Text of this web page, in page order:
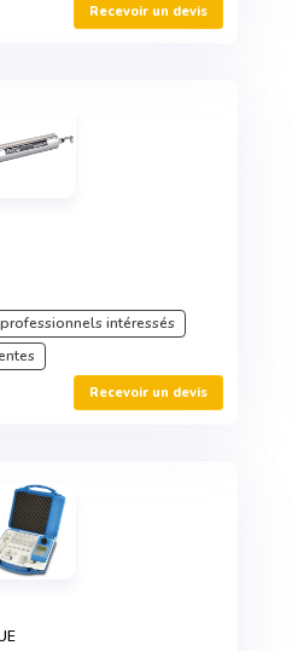
Recevoir un devis
professionnels intéressés
Recevoir un devis